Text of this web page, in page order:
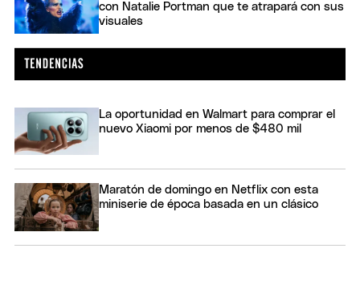
con Natalie Portman que te atrapará con sus
visuales
La oportunidad en Walmart para comprar el
nuevo Xiaomi por menos de $480 mil
Maratón de domingo en Netflix con esta
miniserie de época basada en un clásico